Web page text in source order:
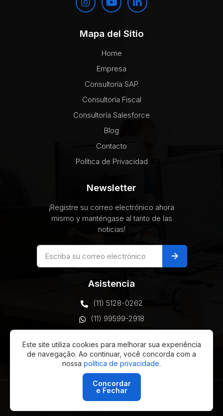
Mapa del Sitio
Home
Empresa
Consultoría SAP
Consultoría Fiscal
Consultoría Salesforce
Blog
Contacto
Política de Privacidad
Newsletter
¡Registre su correo electrónico ahora
mismo y manténgase al tanto de las
noticias!
arrow_forward
Asistencia
(11) 5128-0262
(11) 99599-2918
São Paulo, Brasil
© 2026 Vottax Technology - Todos los derechos
Este site utiliza cookies para melhorar sua experiência
de navegação. Ao continuar, você concorda com a
nossa política de privacidade.
Concordar
e Fechar